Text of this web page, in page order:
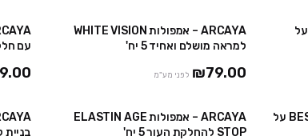
ARCAYA – אמפולות ANTI AGE על
ARCAYA – אמפולות WHITE VISION
למראה מושלם ואחיד 5 יח'
₪79.00 לפני מע"מ
עם
ARCAYA – אמפולות BEST CAVIAR על
ARCAYA – אמפולות ELASTIN AGE
STOP להחלקת העור 5 יח'
בניית